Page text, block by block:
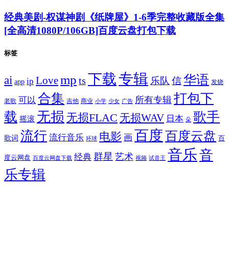
经典美剧-权谋神剧《纸牌屋》1-6季完整收藏版全集
[全高清1080P/106GB]百度云盘打包下载
标签
ai app ip Lovemp ts 下载专辑 乐队 信华语 发烧
老歌 可以 合集 吉他 商业 小学 少女 广告 所有专辑 打包下
载 摇滚 无损 无损FLAC 无损WAV 日本 朵 歌手
歌词 流行 流行音乐 环球 电影 画 百度百度云盘 百
度云网盘 百度云网盘下载 经典 群星 艺术 视频 试音王 音乐音
乐专辑